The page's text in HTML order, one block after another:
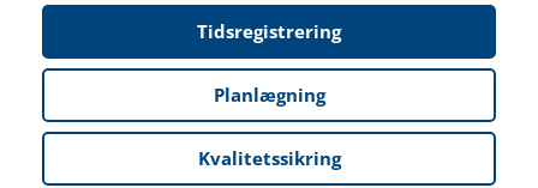
Tidsregistrering
Planlægning
Kvalitetssikring